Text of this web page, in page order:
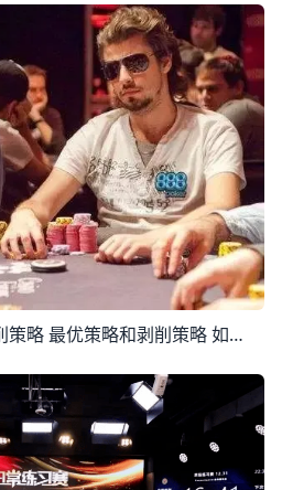
德州扑克最优策略和剥削策略 最优策略和剥削策略 如果说限注德州扑克是个纯数学的问题，那么无限注德州扑克还无法用纯数学的方式解决。 毕竟无限注德州扑克以目前的科技水平，还无法